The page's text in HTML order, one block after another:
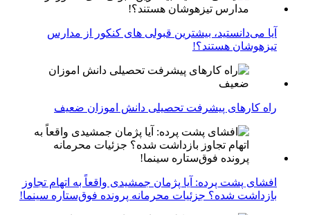
آیا می‌دانستید، بیشترین قبولی های کنکور از مدارس
تیزهوشان هستند؟!
راه کارهای پیشرفت تحصیلی دانش اموزان ضعیف
افشای پشت پرده: آیا پژمان جمشیدی واقعاً به اتهام تجاوز
بازداشت شده؟ جزئیات محرمانه پرونده فوق‌ستاره سینما!